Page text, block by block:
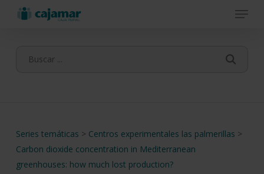
Menu
Series temáticas > Centros experimentales las palmerillas >
Carbon dioxide concentration in Mediterranean
greenhouses: how much lost production?